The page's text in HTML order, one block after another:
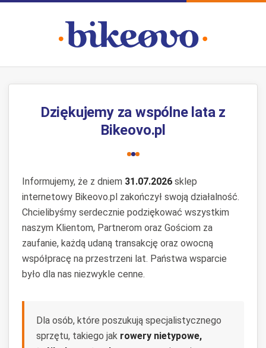
Dziękujemy za wspólne lata z
Bikeovo.pl
Informujemy, że z dniem 31.07.2026 sklep
internetowy Bikeovo.pl zakończył swoją działalność.
Chcielibyśmy serdecznie podziękować wszystkim
naszym Klientom, Partnerom oraz Gościom za
zaufanie, każdą udaną transakcję oraz owocną
współpracę na przestrzeni lat. Państwa wsparcie
było dla nas niezwykle cenne.
Dla osób, które poszukują specjalistycznego
sprzętu, takiego jak rowery nietypowe,